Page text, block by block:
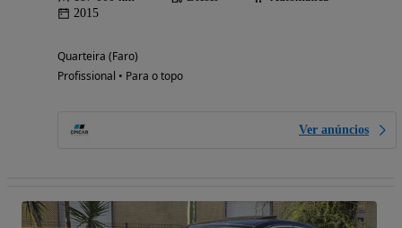
2015
Quarteira (Faro)
Profissional • Para o topo
Ver anúncios